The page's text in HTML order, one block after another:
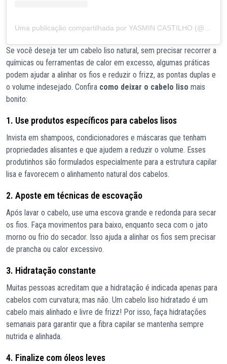
Uma publicação compartilhada por YASMIN CASTILHO (@yasmincastilho)
Se você deseja ter um cabelo liso natural, sem precisar recorrer a
químicas ou ferramentas de calor em excesso, algumas práticas
podem ajudar a alinhar os fios e reduzir o frizz, as pontas duplas e
o volume indesejado. Confira como deixar o cabelo liso mais
bonito:
1. Use produtos específicos para cabelos lisos
Invista em shampoos, condicionadores e máscaras que tenham
propriedades alisantes e que ajudem a reduzir o volume. Esses
produtinhos são formulados especialmente para a estrutura capilar
lisa e favorecem o alinhamento natural dos cabelos.
2. Aposte em técnicas de escovação
Após lavar o cabelo, use uma escova grande e redonda para secar
os fios. Faça movimentos para baixo, enquanto seca com o jato
morno ou frio do secador. Isso ajuda a alinhar os fios sem precisar
de prancha ou calor excessivo.
3. Hidratação constante
Muitas pessoas acreditam que a hidratação é indicada apenas para
cabelos com curvatura; mas não. Um cabelo liso hidratado é um
cabelo mais alinhado e livre de frizz! Por isso, faça hidratações
semanais para garantir que a fibra capilar se mantenha sempre
nutrida e alinhada.
4. Finalize com óleos leves